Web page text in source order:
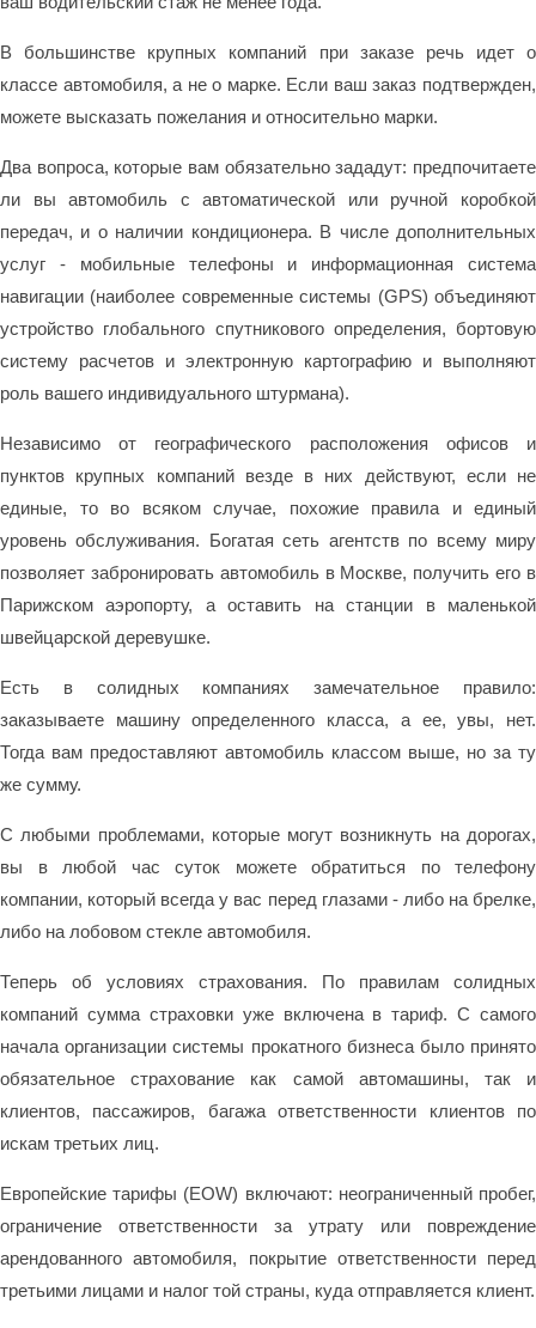
В большинстве крупных компаний при заказе речь идет о
классе автомобиля, а не о марке. Если ваш заказ подтвержден,
можете высказать пожелания и относительно марки.
Два вопроса, которые вам обязательно зададут: предпочитаете
ли вы автомобиль с автоматической или ручной коробкой
передач, и о наличии кондиционера. В числе дополнительных
услуг - мобильные телефоны и информационная система
навигации (наиболее современные системы (GPS) объединяют
устройство глобального спутникового определения, бортовую
систему расчетов и электронную картографию и выполняют
роль вашего индивидуального штурмана).
Независимо от географического расположения офисов и
пунктов крупных компаний везде в них действуют, если не
единые, то во всяком случае, похожие правила и единый
уровень обслуживания. Богатая сеть агентств по всему миру
позволяет забронировать автомобиль в Москве, получить его в
Парижском аэропорту, а оставить на станции в маленькой
швейцарской деревушке.
Есть в солидных компаниях замечательное правило:
заказываете машину определенного класса, а ее, увы, нет.
Тогда вам предоставляют автомобиль классом выше, но за ту
же сумму.
С любыми проблемами, которые могут возникнуть на дорогах,
вы в любой час суток можете обратиться по телефону
компании, который всегда у вас перед глазами - либо на брелке,
либо на лобовом стекле автомобиля.
Теперь об условиях страхования. По правилам солидных
компаний сумма страховки уже включена в тариф. С самого
начала организации системы прокатного бизнеса было принято
обязательное страхование как самой автомашины, так и
клиентов, пассажиров, багажа ответственности клиентов по
искам третьих лиц.
Европейские тарифы (EOW) включают: неограниченный пробег,
ограничение ответственности за утрату или повреждение
арендованного автомобиля, покрытие ответственности перед
третьими лицами и налог той страны, куда отправляется клиент.